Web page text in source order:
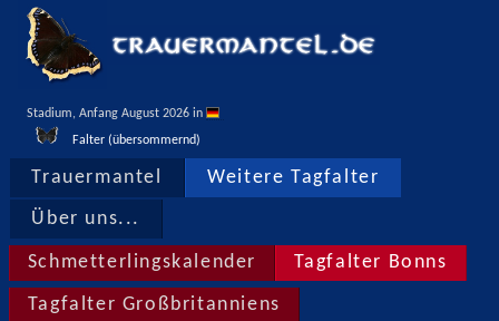
Stadium, Anfang August 2026 in
Falter (übersommernd)
Trauermantel Weitere Tagfalter
Über uns...
Schmetterlingskalender Tagfalter Bonns
Tagfalter Großbritanniens